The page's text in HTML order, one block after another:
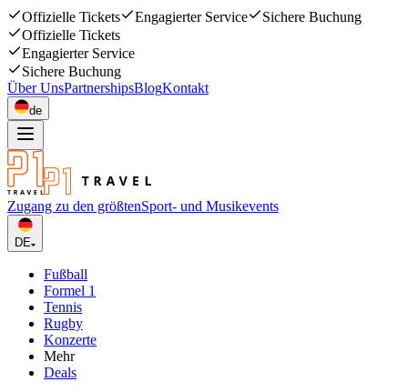
Offizielle Tickets Engagierter Service
Sichere Buchung
Offizielle Tickets
Engagierter Service
Sichere Buchung
Über UnsPartnershipsBlogKontakt
de
Zugang zu den größtenSport- und Musikevents
DE
Fußball
Formel 1
Tennis
Rugby
Konzerte
Mehr
Deals